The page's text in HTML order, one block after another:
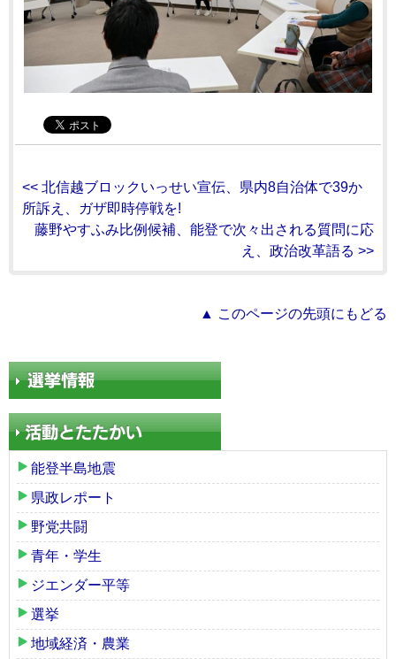
<< 北信越ブロックいっせい宣伝、県内8自治体で39か
所訴え、ガザ即時停戦を!
藤野やすふみ比例候補、能登で次々出される質問に応
え、政治改革語る >>
▲ このページの先頭にもどる
能登半島地震
県政レポート
野党共闘
青年・学生
ジエンダー平等
選挙
地域経済・農業